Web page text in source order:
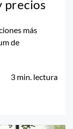
precios
más
de
3 min. lectura